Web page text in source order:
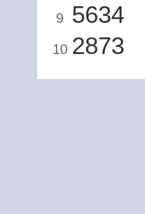
9 5634
10 2873